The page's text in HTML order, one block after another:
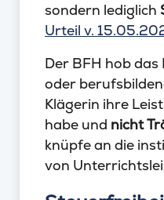
sondern lediglich
Urteil v.
Der BFH hob das
oder
Klägerin ihre
habe und nicht
knüpfe an die
von